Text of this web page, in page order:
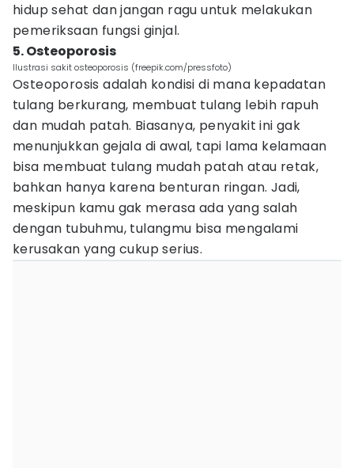
hidup sehat dan jangan ragu untuk melakukan
pemeriksaan fungsi ginjal.
5. Osteoporosis
Ilustrasi sakit osteoporosis (freepik.com/pressfoto)
Osteoporosis adalah kondisi di mana kepadatan
tulang berkurang, membuat tulang lebih rapuh
dan mudah patah. Biasanya, penyakit ini gak
menunjukkan gejala di awal, tapi lama kelamaan
bisa membuat tulang mudah patah atau retak,
bahkan hanya karena benturan ringan. Jadi,
meskipun kamu gak merasa ada yang salah
dengan tubuhmu, tulangmu bisa mengalami
kerusakan yang cukup serius.